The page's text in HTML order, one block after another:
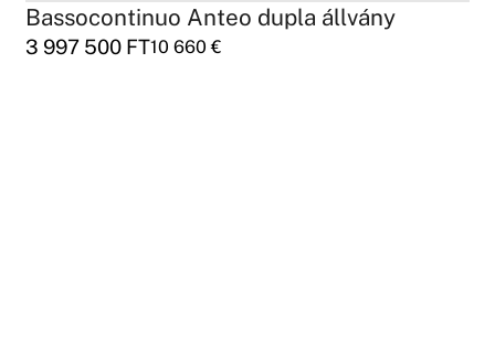
Bassocontinuo Anteo dupla állvány
3 997 500 FT10 660€